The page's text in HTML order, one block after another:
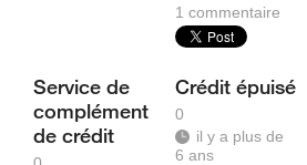
1commentaire
Service de
complément
de crédit
Crédit épuisé
0
il y a plus de
6 ans